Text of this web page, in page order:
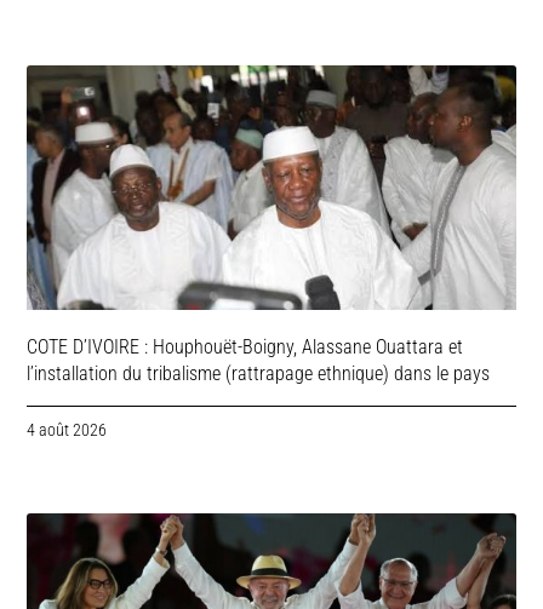
COTE D’IVOIRE : Houphouët-Boigny, Alassane Ouattara et
l’installation du tribalisme (rattrapage ethnique) dans le pays
4 août 2026